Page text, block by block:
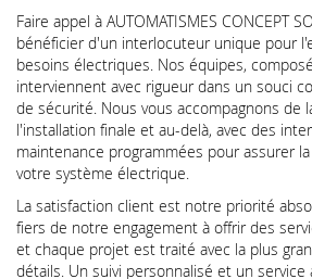
Faire appel à AUTOMATISMES CONCEPT
bénéficier d'un interlocuteur unique pour
besoins électriques. Nos équipes,
interviennent avec rigueur dans un souci
de sécurité. Nous vous accompagnons de
l'installation finale et au-delà, avec des
maintenance programmées pour assurer
votre système électrique.
La satisfaction client est notre priorité
fiers de notre engagement à offrir des
et chaque projet est traité avec la plus
détails. Un suivi personnalisé et un